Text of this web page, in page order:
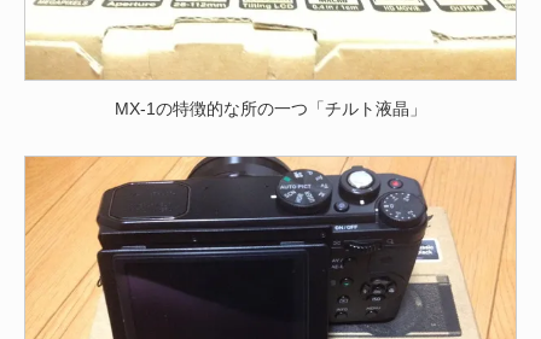
MX-1の特徴的な所の一つ「チルト液晶」